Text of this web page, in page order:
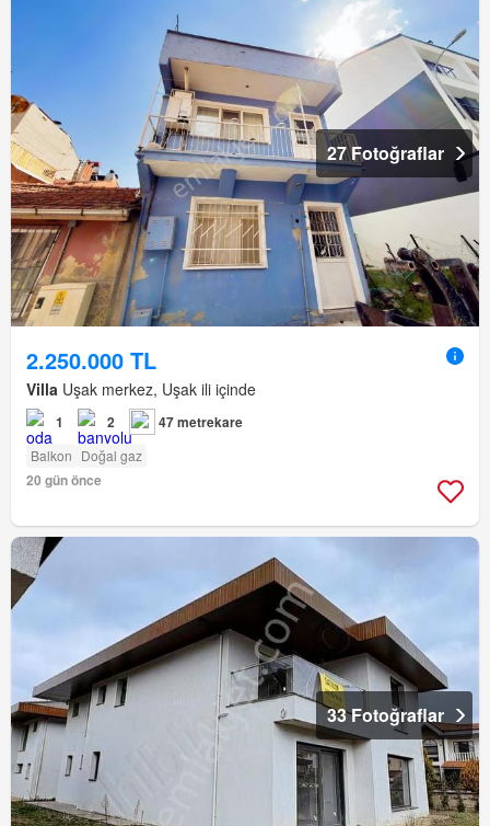
27 Fotoğraflar
2.250.000 TL
Villa Uşak merkez, Uşak ili içinde
1 2 47 metrekare
Balkon Doğal gaz
20 gün önce
33 Fotoğraflar